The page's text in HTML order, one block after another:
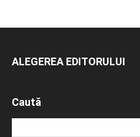
ALEGEREA EDITORULUI
Caută